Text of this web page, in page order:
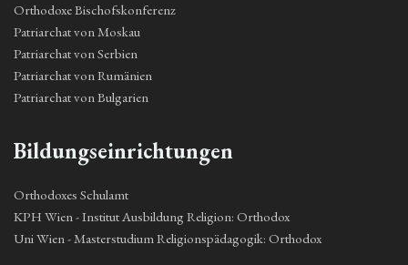
Orthodoxe Bischofskonferenz
Patriarchat von Moskau
Patriarchat von Serbien
Patriarchat von Rumänien
Patriarchat von Bulgarien
Bildungseinrichtungen
Orthodoxes Schulamt
KPH Wien - Institut Ausbildung Religion: Orthodox
Uni Wien - Masterstudium Religionspädagogik: Orthodox